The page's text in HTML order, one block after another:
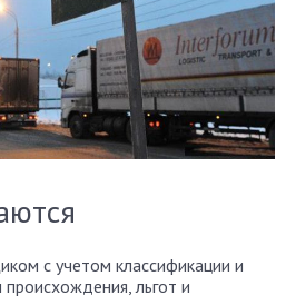
с учетом классификации и
льгот и